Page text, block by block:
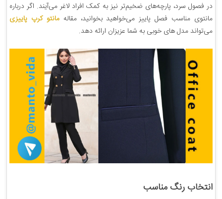
در فصول سرد، پارچه‌های ضخیم‌تر نیز به کمک افراد لاغر می‌آیند. اگر درباره
مانتوی مناسب فصل پاییز می‌خواهید بخوانید، مقاله مانتو کرپ پاییزی
می‌تواند مدل های خوبی به شما عزیزان ارائه دهد.
انتخاب رنگ مناسب